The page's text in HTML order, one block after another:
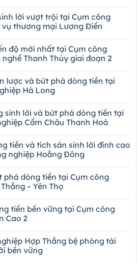
lời vượt trội tại Cụm công
vụ thương mại Lương Điền
độ mới nhất tại Cụm công
Thanh Thùy giai đoạn 2
lược và bứt phá dòng tiền tại
Hà Long
sinh lời và bứt phá dòng tiền tại
Cẩm Châu Thanh Hoá
tiền và tích sản sinh lời đỉnh cao
nghiệp Hoằng Đông
phá dòng tiền tại Cụm công
– Yên Thọ
tiền bền vững tại Cụm công
Cao 2
Hợp Thắng bệ phóng tài
bền vững